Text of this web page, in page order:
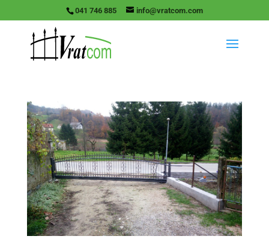
041 746 885 info@vratcom.com